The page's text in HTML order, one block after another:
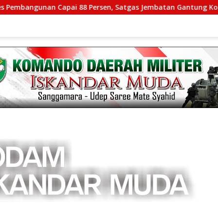
Capai 88 Persen, Satgas Jembatan Gantung Kodim 0108/